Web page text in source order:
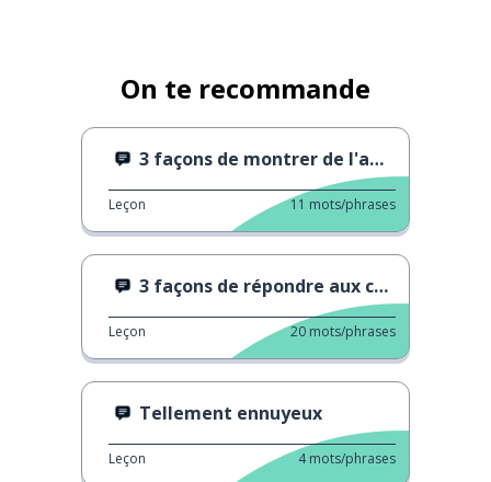
On te recommande
3 façons de montrer de l'affection
Leçon 11 mots/phrases
3 façons de répondre aux compliments
Leçon 20 mots/phrases
Tellement ennuyeux
Leçon 4 mots/phrases